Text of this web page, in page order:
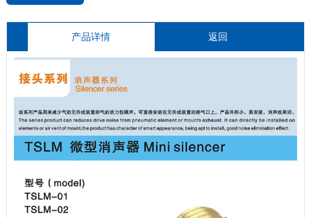
产品详情 返回